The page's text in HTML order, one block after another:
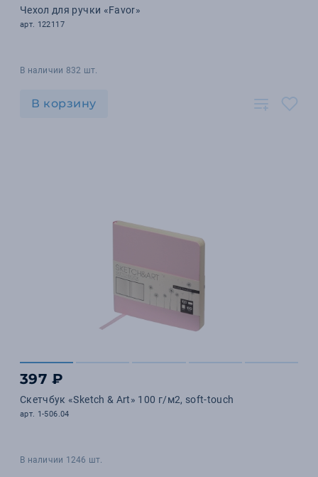
Чехол для ручки «Favor»
арт. 122117
В наличии 832 шт.
В корзину
397 ₽
Скетчбук «Sketch & Art» 100 г/м2, soft-touch
арт. 1-506.04
В наличии 1246 шт.